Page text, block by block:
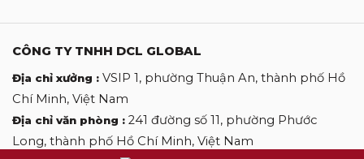
CÔNG TY TNHH DCL GLOBAL
Địa chỉ xưởng : VSIP 1, phường Thuận An, thành phố Hồ
Chí Minh, Việt Nam
Địa chỉ văn phòng : 241 đường số 11, phường Phước
Long, thành phố Hồ Chí Minh, Việt Nam